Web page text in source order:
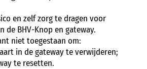
en zelf zorg te dragen voor
de BHV-Knop en gateway.
niet toegestaan om:
in de gateway te verwijderen;
te resetten.